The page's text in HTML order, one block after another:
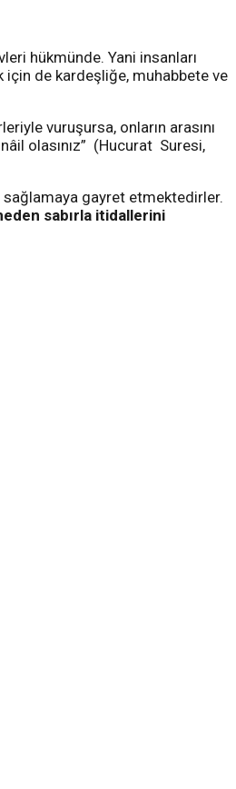
hükmünde. Yani insanları
de kardeşliğe, muhabbete ve
vuruşursa, onların arasını
olasınız” (Hucurat Suresi,
sağlamaya gayret etmektedirler.
sabırla itidallerini